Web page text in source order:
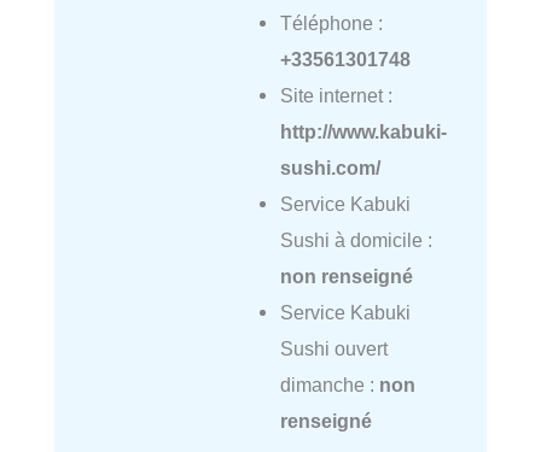
Téléphone :
+33561301748
Site internet :
http://www.kabuki-
sushi.com/
Service Kabuki
Sushi à domicile :
non renseigné
Service Kabuki
Sushi ouvert
dimanche : non
renseigné